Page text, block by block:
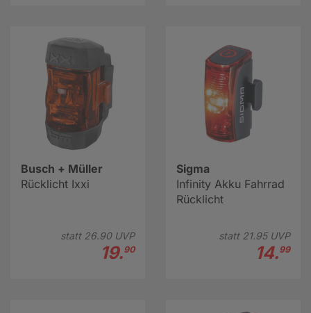
Busch + Müller
Rücklicht Ixxi
statt 26.90UVP
19.90
Sigma
Infinity Akku Fahrrad
Rücklicht
statt 21.95UVP
14.99